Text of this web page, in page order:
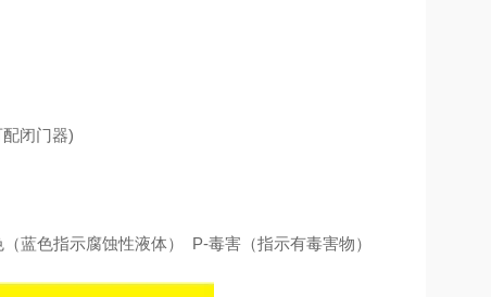
配闭门器)
蓝色指示腐蚀性液体） P-毒害（指示有毒害物）